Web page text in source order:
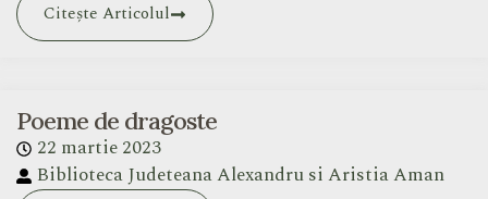
Citește Articolul
Poeme de dragoste
22 martie 2023
Biblioteca Judeteana Alexandru si Aristia Aman